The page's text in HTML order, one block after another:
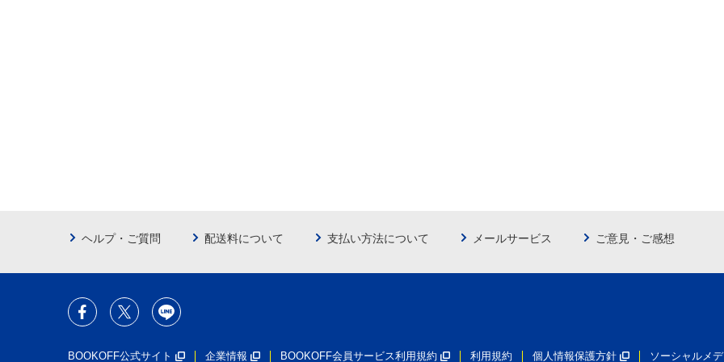
ヘルプ・ご質問 配送料について 支払い方法について メールサービス ご意見・ご感想
BOOKOFF公式サイト 企業情報 BOOKOFF会員サービス利用規約 利用規約 個人情報保護方針 ソーシャルメ